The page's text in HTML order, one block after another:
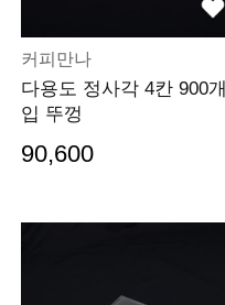
커피만나
다용도 정사각 4칸 900개
입 뚜껑
90,600